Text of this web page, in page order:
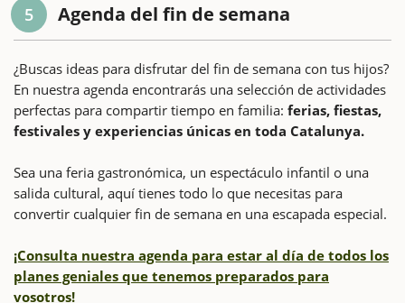
5 Agenda del fin de semana
¿Buscas ideas para disfrutar del fin de semana con tus hijos?
En nuestra agenda encontrarás una selección de actividades
perfectas para compartir tiempo en familia: ferias, fiestas,
festivales y experiencias únicas en toda Catalunya.
Sea una feria gastronómica, un espectáculo infantil o una
salida cultural, aquí tienes todo lo que necesitas para
convertir cualquier fin de semana en una escapada especial.
¡Consulta nuestra agenda para estar al día de todos los
planes geniales que tenemos preparados para
vosotros!